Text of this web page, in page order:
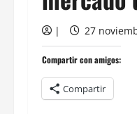
| 27
Compartir con amigos:
Compartir